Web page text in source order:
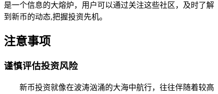
是一个信息的大熔炉，用户可以通过关注这些社区，及时了解
到新币的动态,把握投资先机。
注意事项
谨慎评估投资风险
新币投资就像在波涛汹涌的大海中航行，往往伴随着较高